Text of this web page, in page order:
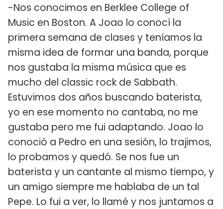
-Nos conocimos en Berklee College of
Music en Boston. A Joao lo conocí la
primera semana de clases y teníamos la
misma idea de formar una banda, porque
nos gustaba la misma música que es
mucho del classic rock de Sabbath.
Estuvimos dos años buscando baterista,
yo en ese momento no cantaba, no me
gustaba pero me fui adaptando. Joao lo
conoció a Pedro en una sesión, lo trajimos,
lo probamos y quedó. Se nos fue un
baterista y un cantante al mismo tiempo, y
un amigo siempre me hablaba de un tal
Pepe. Lo fui a ver, lo llamé y nos juntamos a